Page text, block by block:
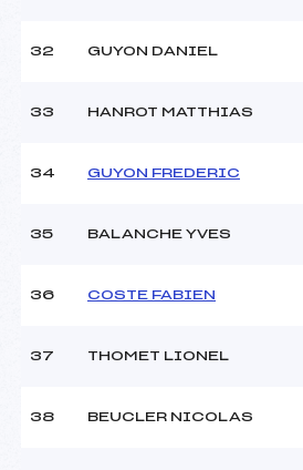
32 GUYON DANIEL
33 HANROT MATTHIAS
34 GUYON FREDERIC
35 BALANCHE YVES
36 COSTE FABIEN
37 THOMET LIONEL
38 BEUCLER NICOLAS